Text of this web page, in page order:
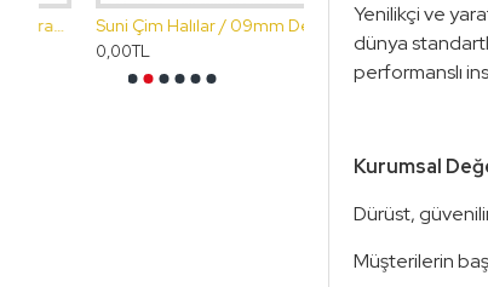
Suni Çim Halılar / 09mm Deko Suni Çim Halılar /
0,00TL
Yenilikçi ve
dünya
performanslı
Kurumsal
Dürüst,
Müşterilerin